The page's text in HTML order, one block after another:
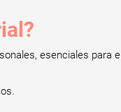
esenciales para el